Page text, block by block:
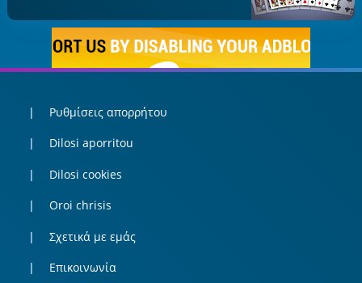
Ρυθμίσεις απορρήτου
Dilosi aporritou
Dilosi cookies
Oroi chrisis
Σχετικά με εμάς
Επικοινωνία